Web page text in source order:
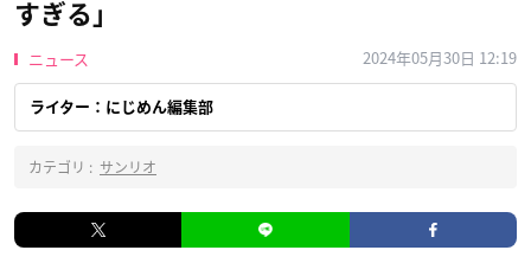
すぎる」
ニュース 2024年05月30日 12:19
ライター：にじめん編集部
カテゴリ : サンリオ